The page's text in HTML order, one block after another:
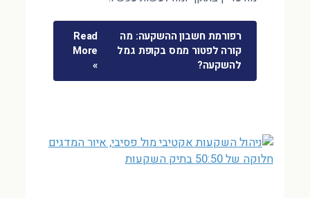
רפורמת חשבון ההשקעה: מה
קורה לפטור ממס בקופת גמל
להשקעה?
Read
More
»